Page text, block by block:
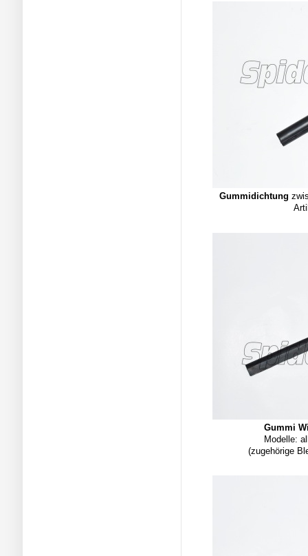
Gummidichtung
Gummi
Modelle:
(zugehörige